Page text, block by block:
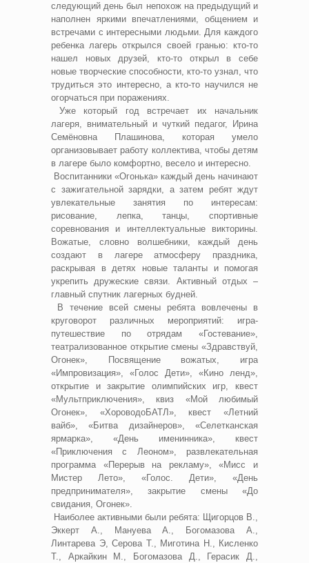
следующий день был непохож на предыдущий и
наполнен яркими впечатлениями, общением и
встречами с интересными людьми. Для каждого
ребенка лагерь открылся своей гранью: кто-то
нашел новых друзей, кто-то открыл в себе
новые творческие способности, кто-то узнал, что
трудиться это интересно, а кто-то научился не
огорчаться при поражениях.
Уже который год встречает их начальник
лагеря, внимательный и чуткий педагог, Ирина
Семёновна Плашинова, которая умело
организовывает работу коллектива, чтобы детям
в лагере было комфортно, весело и интересно.
Воспитанники «Огонька» каждый день начинают
с зажигательной зарядки, а затем ребят ждут
увлекательные занятия по интересам:
рисование, лепка, танцы, спортивные
соревнования и интеллектуальные викторины.
Вожатые, словно волшебники, каждый день
создают в лагере атмосферу праздника,
раскрывая в детях новые таланты и помогая
укрепить дружеские связи. Активный отдых –
главный спутник лагерных будней.
В течение всей смены ребята вовлечены в
круговорот различных мероприятий: игра-
путешествие по отрядам «Гостевание»,
театрализованное открытие смены «Здравствуй,
Огонек», Посвящение вожатых, игра
«Импровизация», «Голос Дети», «Кино ленд»,
открытие и закрытие олимпийских игр, квест
«Мультприключения», квиз «Мой любимый
Огонек», «ХороводоБАТЛ», квест «Летний
вайб», «Битва дизайнеров», «Селетканская
ярмарка», «День именинника», квест
«Приключения с Леоном», развлекательная
программа «Перерыв на рекламу», «Мисс и
Мистер Лето», «Голос. Дети», «День
предпринимателя», закрытие смены «До
свидания, Огонек».
Наиболее активными были ребята: Щигорцов В.,
Эккерт А., Мануева А., Богомазова А.,
Линтарева Э, Серова Т., Миготина Н., Кисленко
Т., Аркайкин М., Богомазова Д., Герасик Д.,